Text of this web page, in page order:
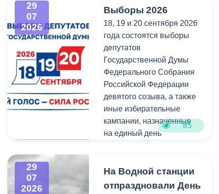
Владикавказа обещала,
что льгота сохранится и
будет предоставляться в
рамках нового
нормативного порядка.
Изменения были связаны
с тем, что в начале 2026
года полномочия по
организации
пассажирских перевозок
перешли в
богатейшее культурное
наследие нашей великой
России.
29
07
2026
Выборы 2026
18, 19 и 20 сентября 2026
года состоятся выборы
депутатов
Государственной Думы
Федерального Собрания
Российской Федерации
девятого созыва, а также
иные избирательные
кампании, назначенные
на единый день
Ознакомиться со списками
избирательных участков,
85
29
07
2026
На Водной станции
отпраздновали День